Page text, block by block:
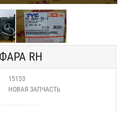
RH
15153
НОВАЯ ЗАПЧАСТЬ